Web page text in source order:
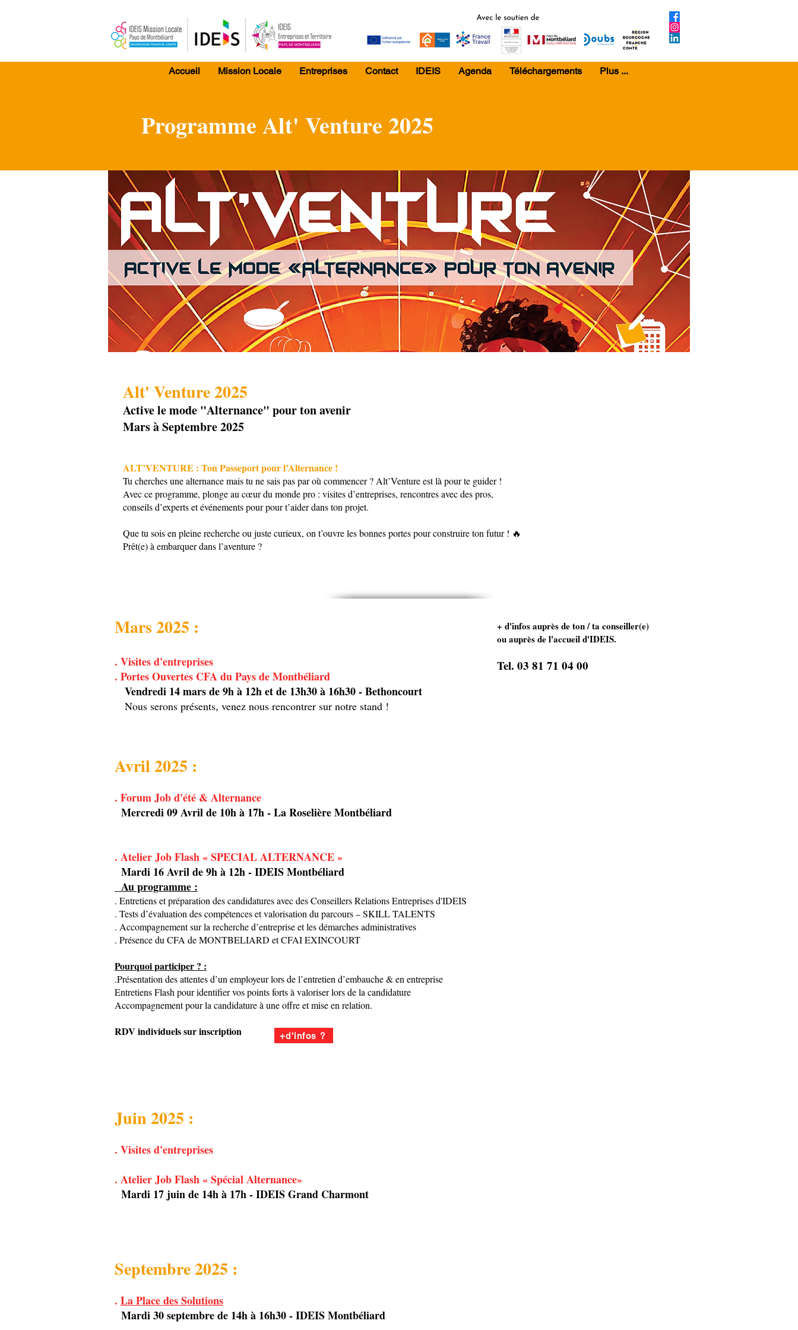
Programme Alt' Venture 2025
Alt' Venture 2025
Active le mode "Alternance" pour ton avenir
Mars à Septembre 2025
ALT’VENTURE : Ton Passeport pour l’Alternance !
Tu cherches une alternance mais tu ne sais pas par où commencer ? Alt’Venture est là pour te guider !
Avec ce programme, plonge au cœur du monde pro : visites d’entreprises, rencontres avec des pros,
conseils d’experts et événements pour pour t’aider dans ton projet.
Que tu sois en pleine recherche ou juste curieux, on t’ouvre les bonnes portes pour construire ton futur ! 🔥
Prêt(e) à embarquer dans l’aventure ?
+ d'infos auprès de ton / ta conseiller(e)
ou auprès de l'accueil d'IDEIS.
Tel. 03 81 71 04 00
Mars 2025 :
. Visites d'entreprises
. Portes Ouvertes CFA du Pays de Montbéliard
Vendredi 14 mars de 9h à 12h et de 13h30 à 16h30 - Bethoncourt
Nous serons présents, venez nous rencontrer sur notre stand !
Avril 2025 :
. Forum Job d'été & Alternance
Mercredi 09 Avril de 10h à 17h - La Roselière Montbéliard
. Atelier Job Flash « SPECIAL ALTERNANCE »
Mardi 16 Avril de 9h à 12h - IDEIS Montbéliard
Au programme :
. Entretiens et préparation des candidatures avec des Conseillers Relations Entreprises d'IDEIS
. Tests d’évaluation des compétences et valorisation du parcours – SKILL TALENTS
. Accompagnement sur la recherche d’entreprise et les démarches administratives
. Présence du CFA de MONTBELIARD et CFAI EXINCOURT
Pourquoi participer ? :
.Présentation des attentes d’un employeur lors de l’entretien d’embauche & en entreprise
Entretiens Flash pour identifier vos points forts à valoriser lors de la candidature
Accompagnement pour la candidature à une offre et mise en relation.
RDV individuels sur inscription
Juin 2025 :
. Visites d'entreprises
. Atelier Job Flash « Spécial Alternance»
Mardi 17 juin de 14h à 17h - IDEIS Grand Charmont
Septembre 2025 :
. La Place des Solutions
Mardi 30 septembre de 14h à 16h30 - IDEIS Montbéliard
+d'infos ?
Accueil Mission Locale Entreprises Contact IDEIS Agenda Téléchargements Plus ...